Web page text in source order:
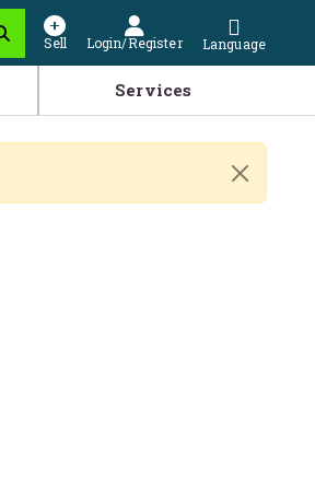
Sell Login/Register Language
Services